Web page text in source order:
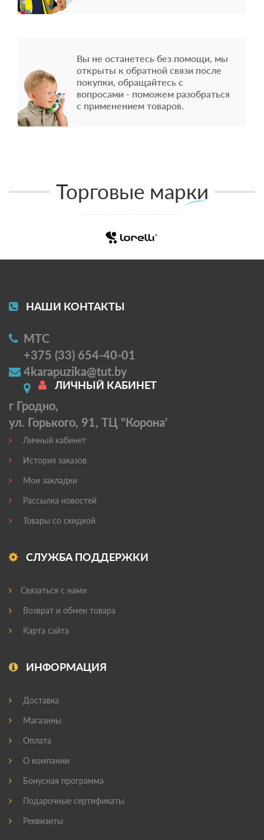
Вы не останетесь без помощи, мы
открыты к обратной связи после
покупки, обращайтесь с
вопросами - поможем разобраться
с применением товаров.
Торговые марки
НАШИ КОНТАКТЫ
МТС
+375 (33) 654-40-01
4karapuzika@tut.by
г Гродно,
ул. Горького, 91, ТЦ "Корона'
ЛИЧНЫЙ КАБИНЕТ
Личный кабинет
История заказов
Мои закладки
Рассылка новостей
Товары со скидкой
СЛУЖБА ПОДДЕРЖКИ
Связаться с нами
Возврат и обмен товара
Карта сайта
ИНФОРМАЦИЯ
Доставка
Магазины
Оплата
О компании
Бонусная программа
Подарочные сертификаты
Реквизиты